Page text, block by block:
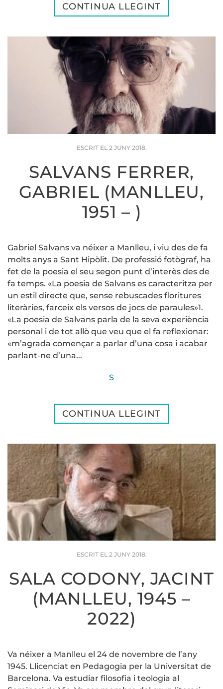
CONTINUA LLEGINT
ESCRIT EL 2 JUNY 2018.
SALVANS FERRER,
GABRIEL (MANLLEU,
1951 – )
Gabriel Salvans va néixer a Manlleu, i viu des de fa
molts anys a Sant Hipòlit. De professió fotògraf, ha
fet de la poesia el seu segon punt d’interès des de
fa temps. «La poesia de Salvans es caracteritza per
un estil directe que, sense rebuscades floritures
literàries, farceix els versos de jocs de paraules»1.
«La poesia de Salvans parla de la seva experiència
personal i de tot allò que veu que el fa reflexionar:
«m’agrada començar a parlar d’una cosa i acabar
parlant-ne d’una...
S
CONTINUA LLEGINT
ESCRIT EL 2 JUNY 2018.
SALA CODONY, JACINT
(MANLLEU, 1945 –
2022)
Va néixer a Manlleu el 24 de novembre de l’any
1945. Llicenciat en Pedagogia per la Universitat de
Barcelona. Va estudiar filosofia i teologia al